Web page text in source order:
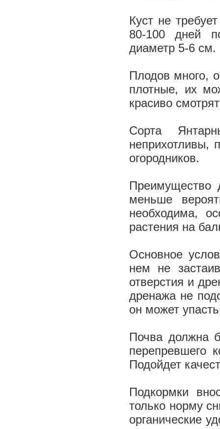
Куст не
80-100 дней
диаметр 5-6 см.
Плодов много,
плотные, их
красиво
Сорта
неприхотливы,
огородников.
Преимущество
меньше
необходима,
растения на
Основное
нем не
отверстия и
дренажа не
он может
Почва должна
перепревшего
Подойдет
Подкормки
только норму
органические